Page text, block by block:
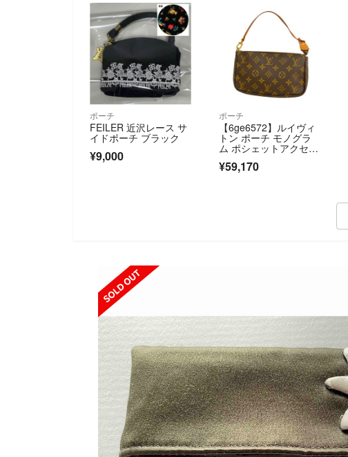
ポーチ
FEILER 近沢レース サ
イドポーチ ブラック
¥9,000
ポーチ
【6ge6572】ルイヴィ
トン ポーチ モノグラ
ム ポシェットアクセソ
ン【中古】レディース
¥59,170